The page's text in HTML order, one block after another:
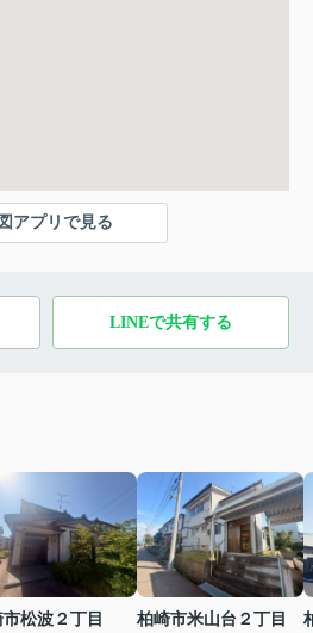
アプリで見る
LINEで共有する
松波２丁目
柏崎市米山台２丁目